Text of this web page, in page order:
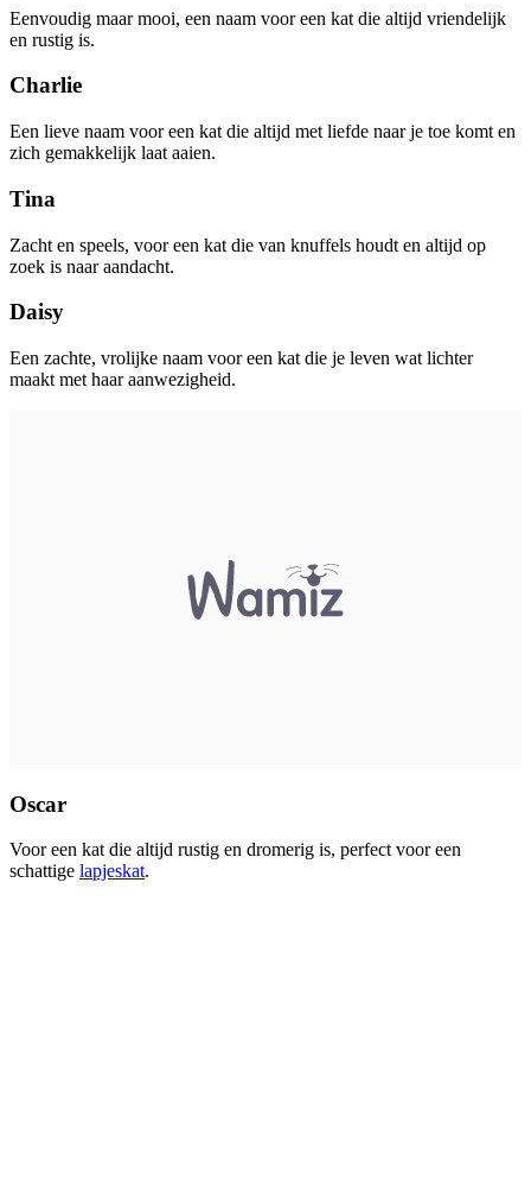
Eenvoudig maar mooi, een naam voor een kat die altijd vriendelijk
en rustig is.
Charlie
Een lieve naam voor een kat die altijd met liefde naar je toe komt en
zich gemakkelijk laat aaien.
Tina
Zacht en speels, voor een kat die van knuffels houdt en altijd op
zoek is naar aandacht.
Daisy
Een zachte, vrolijke naam voor een kat die je leven wat lichter
maakt met haar aanwezigheid.
Oscar
Voor een kat die altijd rustig en dromerig is, perfect voor een
schattige lapjeskat.